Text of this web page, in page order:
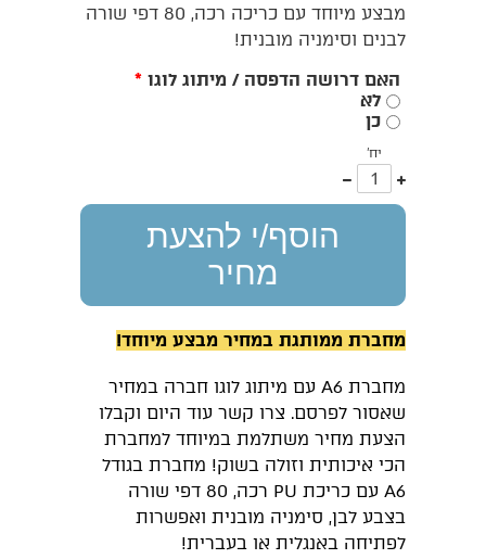
מבצע מיוחד עם כריכה רכה, 80 דפי שורה
לבנים וסימניה מובנית!
האם דרושה הדפסה / מיתוג לוגו *
לא
כן
יח'
עוד
אחד
הוסף/י להצעת
מחיר
מחברת ממותגת במחיר מבצע מיוחד!
מחברת A6 עם מיתוג לוגו חברה במחיר
שאסור לפרסם. צרו קשר עוד היום וקבלו
הצעת מחיר משתלמת במיוחד למחברת
הכי איכותית וזולה בשוק! מחברת בגודל
A6 עם כריכת PU רכה, 80 דפי שורה
בצבע לבן, סימניה מובנית ואפשרות
לפתיחה באנגלית או בעברית!